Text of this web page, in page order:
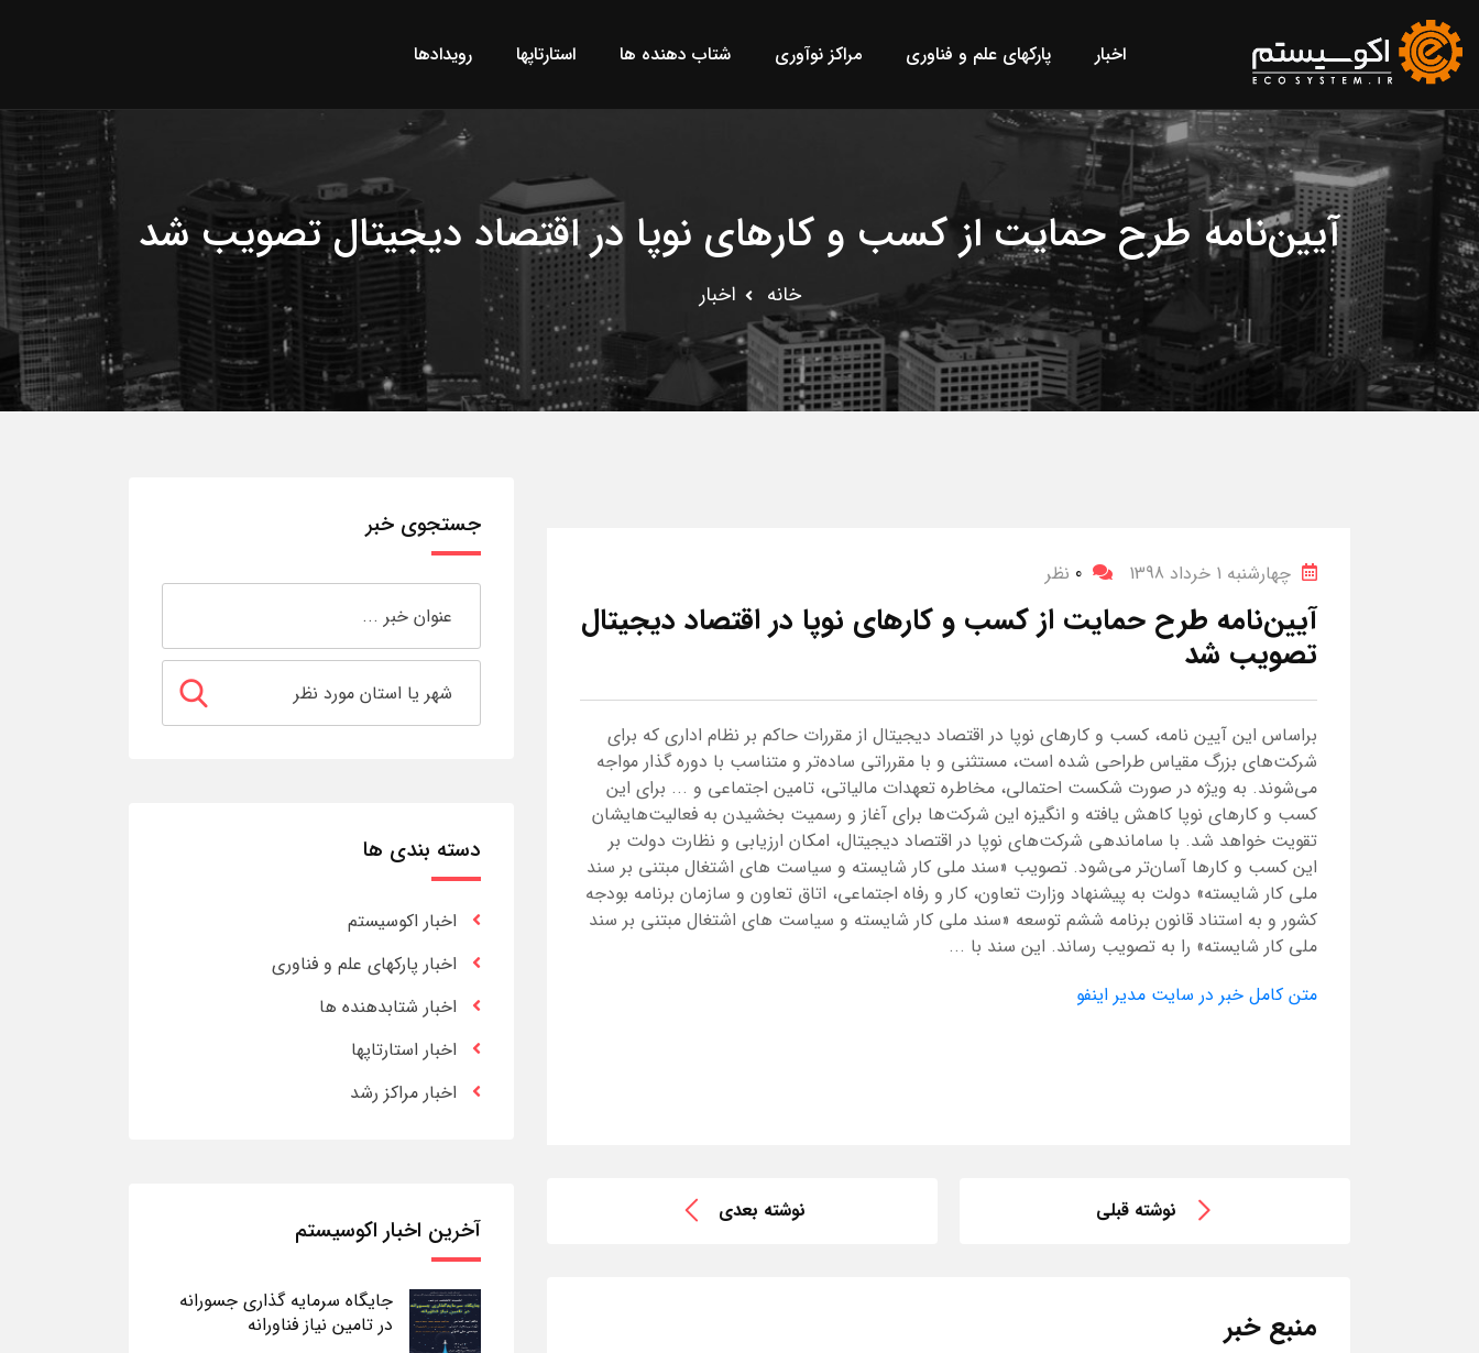
اخبار پارکهای علم و فناوری مراکز نوآوری شتاب دهنده ها استارتاپها رویدادها
آیین‌نامه طرح حمایت از کسب و کارهای نوپا در اقتصاد دیجیتال تصویب شد
خانه اخبار
چهارشنبه 1 خرداد 1398 0 نظر
آیین‌نامه طرح حمایت از کسب و کارهای نوپا در اقتصاد دیجیتال
تصویب شد
براساس این آیین نامه، کسب و کارهای نوپا در اقتصاد دیجیتال از مقررات حاکم بر نظام اداری که برای
شرکت‌های بزرگ مقیاس طراحی شده است، مستثنی و با مقرراتی ساده‌تر و متناسب با دوره گذار مواجه
می‌شوند. به ویژه در صورت شکست احتمالی، مخاطره تعهدات مالیاتی، تامین اجتماعی و ... برای این
کسب و کارهای نوپا کاهش یافته و انگیزه این شرکت‌ها برای آغاز و رسمیت بخشیدن به فعالیت‌هایشان
تقویت خواهد شد. با ساماندهی شرکت‌های نوپا در اقتصاد دیجیتال، امکان ارزیابی و نظارت دولت بر
این کسب و کارها آسان‌تر می‌شود. تصویب «سند ملی کار شایسته و سیاست های اشتغال مبتنی بر سند
ملی کار شایسته» دولت به پیشنهاد وزارت تعاون، کار و رفاه اجتماعی، اتاق تعاون و سازمان برنامه بودجه
کشور و به استناد قانون برنامه ششم توسعه «سند ملی کار شایسته و سیاست های اشتغال مبتنی بر سند
ملی کار شایسته» را به تصویب رساند. این سند با ...
متن کامل خبر در سایت مدیر اینفو
نوشته قبلی نوشته بعدی
منبع خبر
جستجوی خبر
دسته بندی ها
اخبار اکوسیستم
اخبار پارکهای علم و فناوری
اخبار شتابدهنده ها
اخبار استارتاپها
اخبار مراکز رشد
آخرین اخبار اکوسیستم
جایگاه سرمایه گذاری جسورانه
در تامین نیاز فناورانه